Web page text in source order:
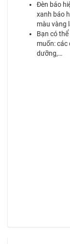
Đèn báo
xanh báo
màu vàng
Bạn có
muốn: các
dưỡng,…